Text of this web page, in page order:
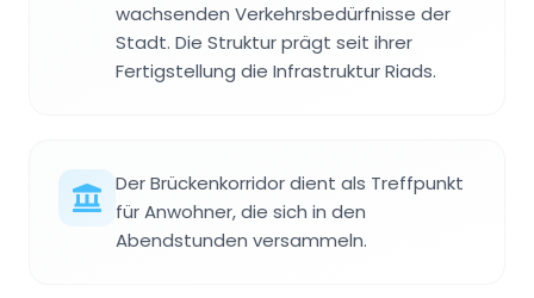
wachsenden Verkehrsbedürfnisse der
Stadt. Die Struktur prägt seit ihrer
Fertigstellung die Infrastruktur Riads.
Der Brückenkorridor dient als Treffpunkt
für Anwohner, die sich in den
Abendstunden versammeln.